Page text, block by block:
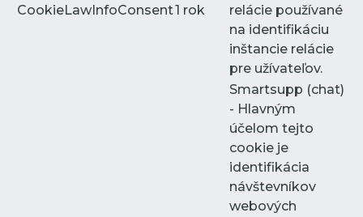
CookieLawInfoConsent1 rok
relácie používané
na identifikáciu
inštancie relácie
pre užívateľov.
Smartsupp (chat)
- Hlavným
účelom tejto
cookie je
identifikácia
návštevníkov
webových